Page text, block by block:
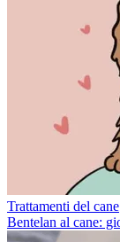
Trattamenti del cane
Bentelan al cane: